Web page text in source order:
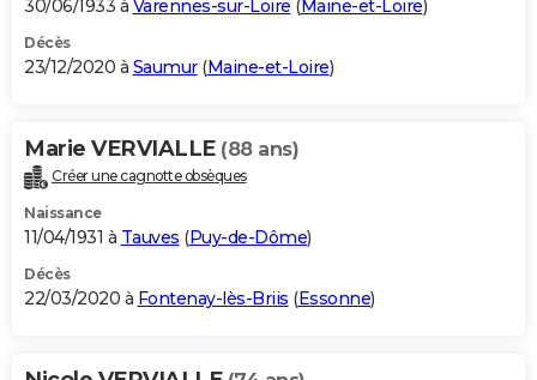
30/06/1933 à Varennes-sur-Loire ( Maine-et-Loire)
Décès
23/12/2020 à Saumur(Maine-et-Loire)
Marie VERVIALLE (88 ans)
Créer une cagnotte obsèques
Naissance
11/04/1931 à Tauves (Puy-de-Dôme)
Décès
22/03/2020 à Fontenay-lès-Briis (Essonne)